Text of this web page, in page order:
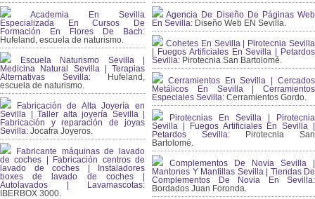
Academia En Sevilla
Especializada En Cursos De
Formación En Flores De Bach:
Hufeland, escuela de naturismo.
Escuela Naturismo Sevilla |
Medicina Natural Sevilla | Terapias
Alternativas Sevilla: Hufeland,
escuela de naturismo.
Fabricación de Alta Joyería en
Sevilla | Taller alta joyería Sevilla |
Fabricación y reparación de joyas
Sevilla: Jocafra Joyeros.
Fabricante máquinas de lavado
de coches | Fabricación centros de
lavado de coches | Instaladores
boxes de lavado de coches |
Autolavados | Lavamascotas:
IBERBOX 3000.
Agencia De Diseño De Páginas Web
En Sevilla: Diseño Web EN Sevilla.
Cohetes En Sevilla | Pirotecnia Sevilla
| Fuegos Artificiales En Sevilla | Petardos
Sevilla: Pirotecnia San Bartolomé.
Cerramientos En Sevilla | Cercados
Metálicos En Sevilla | Cerramientos
Especiales Sevilla: Cerramientos Gordo.
Pirotecnias En Sevilla | Pirotecnia
Sevilla | Fuegos Artificiales En Sevilla |
Petardos Sevilla: Pirotecnia San
Bartolomé.
Complementos De Novia Sevilla |
Mantones Y Mantillas Sevilla | Tiendas De
Complementos De Novia En Sevilla:
Bordados Juan Foronda.